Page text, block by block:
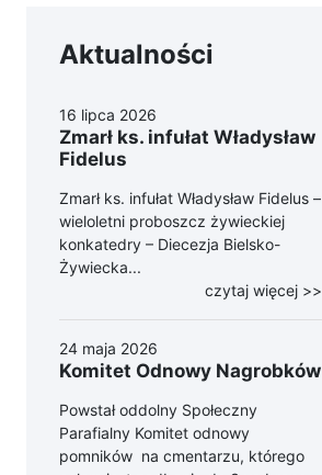
Aktualności
16 lipca 2026
Zmarł ks. infułat Władysław
Fidelus
Zmarł ks. infułat Władysław Fidelus –
wieloletni proboszcz żywieckiej
konkatedry – Diecezja Bielsko-
Żywiecka...
czytaj więcej >>
24 maja 2026
Komitet Odnowy Nagrobków
Powstał oddolny Społeczny
Parafialny Komitet odnowy
pomników na cmentarzu, którego